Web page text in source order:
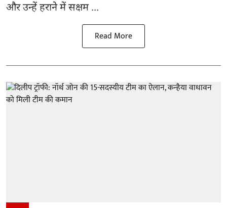
और उन्हें हराने में सक्षम ...
Read More